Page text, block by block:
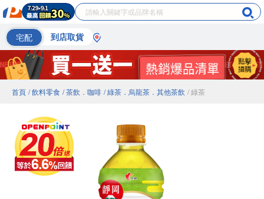
宅配 到店取貨
首頁 / 飲料零食 / 茶飲．咖啡 / 綠茶．烏龍茶．其他茶飲 / 綠茶